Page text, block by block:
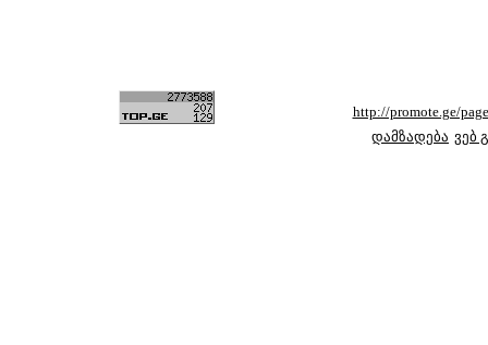
http://promote.ge/
დამზადება ვებ